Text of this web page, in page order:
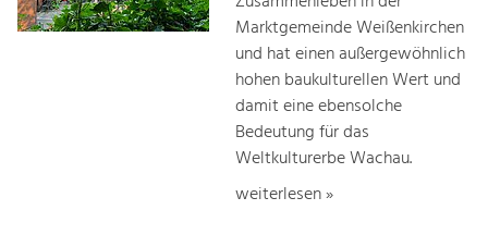
Marktgemeinde Weißenkirchen
und hat einen außergewöhnlich
hohen baukulturellen Wert und
damit eine ebensolche
Bedeutung für das
Weltkulturerbe Wachau.
weiterlesen »